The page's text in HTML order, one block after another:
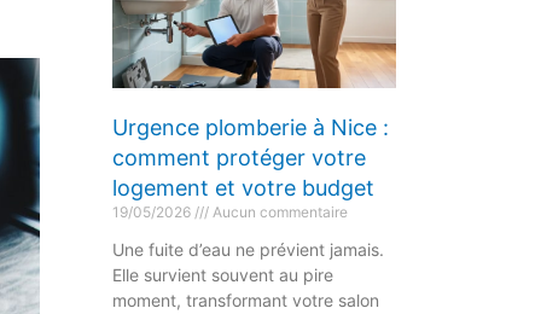
Urgence plomberie à Nice :
comment protéger votre
logement et votre budget
19/05/2026 Aucun commentaire
Une fuite d’eau ne prévient jamais.
Elle survient souvent au pire
moment, transformant votre salon